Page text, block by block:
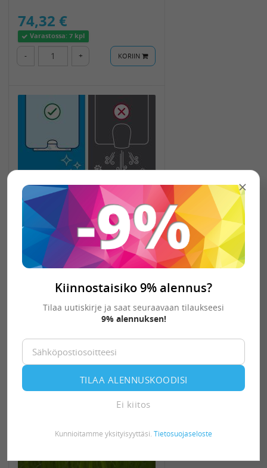
74,32 €
Varastossa:7 kpl
- + KORIIN
Tork käsipyyheannostelija
Xpress Multifold H2 musta
99,82 €
KORIIN
Kiinnostaisiko 9% alennus?
Tilaa uutiskirje ja saat seuraavaan tilaukseesi
9% alennuksen!
TILAA ALENNUSKOODISI
Ei kiitos
Kunnioitamme yksityisyyttäsi. Tietosuojaseloste